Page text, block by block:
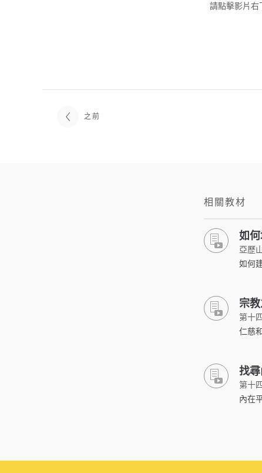
請點擊影片右
之前
相關教材
如
亞歷
如何
宗
第十
仁慈
找
第十
內在